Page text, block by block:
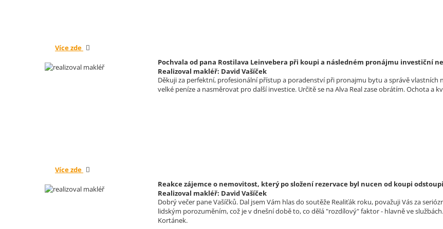
Více zde
Pochvala od pana Rostilava Leinvebera při koupi a následném pronájmu investiční
Realizoval makléř: David Vašíček
Děkuji za perfektní, profesionální přístup a poradenství při pronajmu bytu a správě
velké peníze a nasměrovat pro další investice. Určitě se na Alva Real zase obrátím. Ochota a
Více zde
Reakce zájemce o nemovitost, který po složení rezervace byl nucen od koupi
Realizoval makléř: David Vašíček
Dobrý večer pane Vašíčků. Dal jsem Vám hlas do soutěže Realiťák roku, považuji Vás za
lidským porozuměním, což je v dnešní době to, co dělá "rozdílový" faktor - hlavně ve
Kortánek.